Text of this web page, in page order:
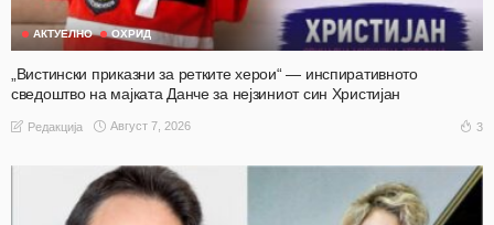
АКТУЕЛНО ОХРИД
„Вистински приказни за ретките херои“ — инспиративното
сведоштво на мајката Данче за нејзиниот син Христијан
Редакција Август 7, 2026 3